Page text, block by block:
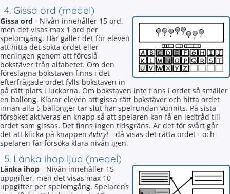
4. Gissa ord (medel)
Gissa ord - Nivån innehåller 15 ord,
men det visas max 1 ord per
spelomgång. Här gäller det för eleven
att hitta det sökta ordet eller
meningen genom att föreslå
bokstäver från alfabetet. Om den
föreslagna bokstaven finns i det
efterfrågade ordet fylls bokstaven in
på rätt plats i luckorna. Om bokstaven inte finns i ordet så smäller
en ballong. Klarar eleven att gissa rätt bokstäver och hitta ordet
innan alla 5 ballonger tar slut har spelrundan vunnits. På sista
försöket aktiveras en knapp så att spelaren kan få en ledtråd till
ordet som gissas. Det finns ingen tidsgräns. Är det för svårt går
det att klicka på knappenAvbryt - då visas det rätta ordet - och
spelaren får försöka klara nivån igen.
5. Länka ihop ljud (medel)
Länka ihop - Nivån innehåller 15
uppgifter, men det visas max 10
uppgifter per spelomgång. Spelarens